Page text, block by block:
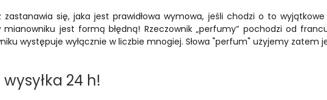
zastanawia się, jaka jest prawidłowa wymowa, jeśli chodzi o to
jest formą błędną! Rzeczownik „perfumy” pochodzi od
występuje wyłącznie w liczbie mnogiej. Słowa "perfum" użyjemy zatem
24 h!